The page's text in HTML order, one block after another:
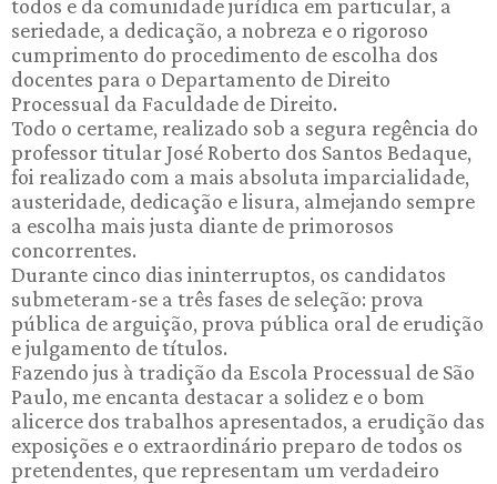
todos e da comunidade jurídica em particular, a
seriedade, a dedicação, a nobreza e o rigoroso
cumprimento do procedimento de escolha dos
docentes para o Departamento de Direito
Processual da Faculdade de Direito.
Todo o certame, realizado sob a segura regência do
professor titular José Roberto dos Santos Bedaque,
foi realizado com a mais absoluta imparcialidade,
austeridade, dedicação e lisura, almejando sempre
a escolha mais justa diante de primorosos
concorrentes.
Durante cinco dias ininterruptos, os candidatos
submeteram-se a três fases de seleção: prova
pública de arguição, prova pública oral de erudição
e julgamento de títulos.
Fazendo jus à tradição da Escola Processual de São
Paulo, me encanta destacar a solidez e o bom
alicerce dos trabalhos apresentados, a erudição das
exposições e o extraordinário preparo de todos os
pretendentes, que representam um verdadeiro